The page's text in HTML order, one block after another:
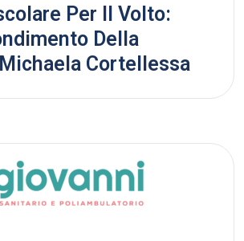
Per Il Volto:
Della
Cortellessa